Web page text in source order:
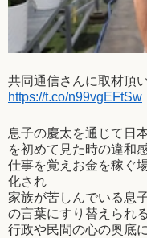
共同通信さんに取材頂
https://t.co/n99vgEFtSw
息子の慶太を通じて日
を初めて見た時の違和
仕事を覚えお金を稼ぐ
化され
家族が苦しんでいる息
の言葉にすり替えられる
行政や民間の心の奥底